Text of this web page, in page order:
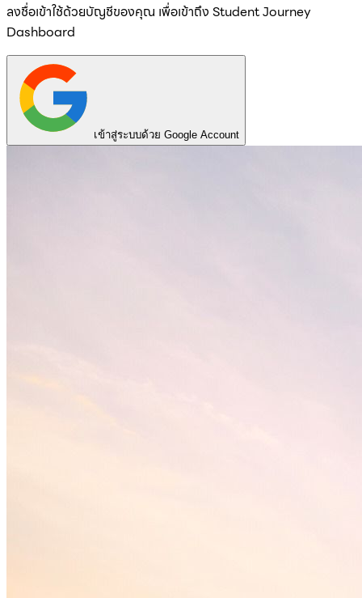
ลงชื่อเข้าใช้ด้วยบัญชีของคุณ เพื่อเข้าถึง Student Journey
Dashboard
เข้าสู่ระบบด้วย Google Account